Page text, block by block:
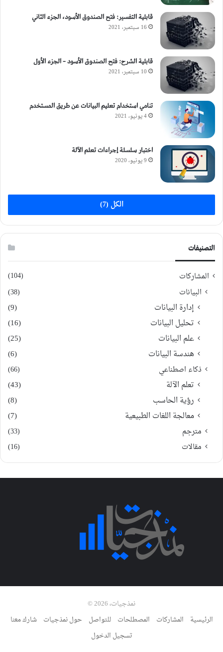
قابلية التفسير: فتح الصندوق الأسود، الجزء الثاني
16 سبتمبر، 2021
قابلية الشرح: فتح الصندوق الأسود – الجزء الأول
10 سبتمبر، 2021
تنامي استخدام تعليم البيانات عن طريق المستخدم
4 يونيو، 2021
اختبار سلسلة إجراءات تعلم الآلة
9 يونيو، 2020
الكل (7)
التصنيفات
المشاركات (104)
البيانات (38)
إدارة البيانات
(9)
تحليل البيانات
(16)
علم البيانات
(25)
هندسة البيانات
(6)
ذكاء اصطناعي (66)
تعلم الآلة
(43)
رؤية الحاسب
(8)
معالجة اللغات الطبيعية
(7)
مترجم
(33)
مقالات
(16)
نمذجيات، 2026 ©
الرئيسية المشاركات المصطلحات للتواصل حول نمذجيات شارك معنا
تسجيل الدخول